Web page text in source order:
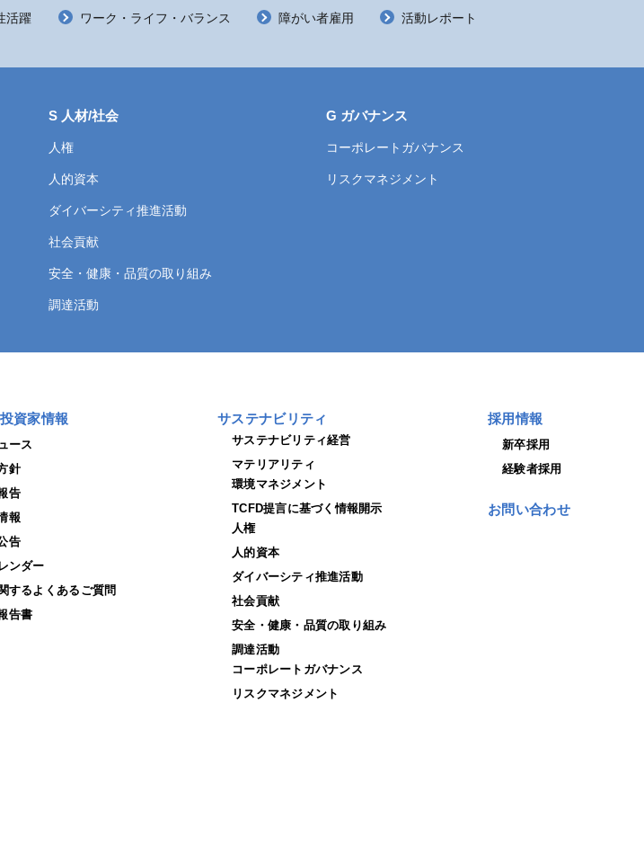
活躍 ワーク・ライフ・バランス 障がい者雇用 活動レポート
S 人材/社会
人権
人的資本
ダイバーシティ推進活動
社会貢献
安全・健康・品質の取り組み
調達活動
G ガバナンス
コーポレートガバナンス
リスクマネジメント
資家情報
ース
針
告
報
告
ンダー
するよくあるご質問
告書
サステナビリティ
サステナビリティ経営
マテリアリティ
環境マネジメント
TCFD提言に基づく情報開示
人権
人的資本
ダイバーシティ推進活動
社会貢献
安全・健康・品質の取り組み
調達活動
コーポレートガバナンス
リスクマネジメント
採用情報
新卒採用
経験者採用
お問い合わせ